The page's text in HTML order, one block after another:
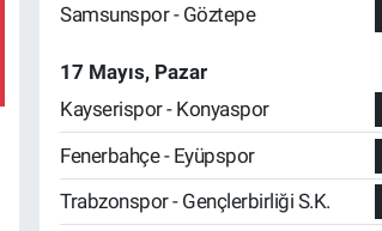
Samsunspor - Göztepe
17 Mayıs, Pazar
Kayserispor - Konyaspor
Fenerbahçe - Eyüpspor
Trabzonspor - Gençlerbirliği S.K.